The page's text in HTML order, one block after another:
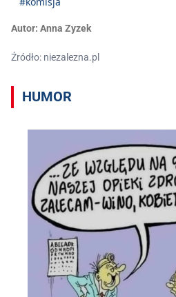
Autor: Anna Zyzek
Źródło: niezalezna.pl
HUMOR